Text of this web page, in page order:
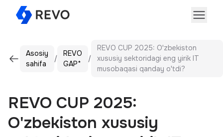
Asosiy
sahifa
REVO
GAP*
REVO CUP 2025: O'zbekiston
xususiy sektoridagi eng yirik IT
musobaqasi qanday o'tdi?
REVO CUP 2025:
O'zbekiston xususiy